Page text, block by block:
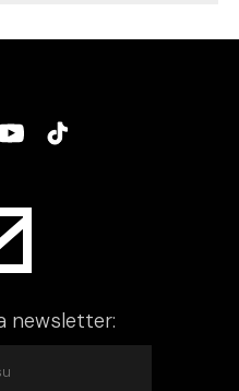
newsletter: